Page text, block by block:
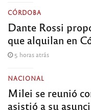
CÓRDOBA
Dante Rossi
que alquilan en
5 horas atrás
NACIONAL
Milei se reunió
asistió a su